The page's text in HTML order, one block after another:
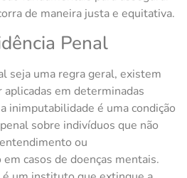
de maneira justa e equitativa.
Penal
seja uma regra geral, existem
em determinadas
inimputabilidade é uma condição
sobre indivíduos que não
ou
casos de doenças mentais.